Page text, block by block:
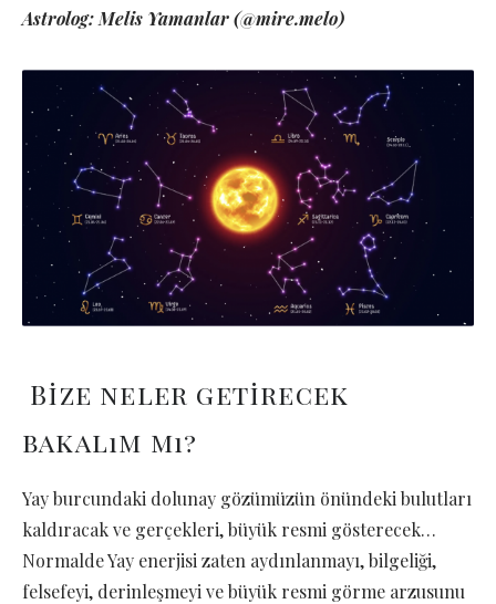
Astrolog: Melis Yamanlar (@mire.melo)
Bize neler getirecek
bakalım mı?
Yay burcundaki dolunay gözümüzün önündeki bulutları
kaldıracak ve gerçekleri, büyük resmi gösterecek…
Normalde Yay enerjisi zaten aydınlanmayı, bilgeliği,
felsefeyi, derinleşmeyi ve büyük resmi görme arzusunu